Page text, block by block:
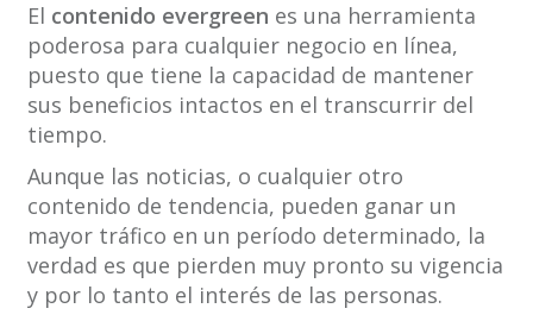
El contenido evergreen es una herramienta
poderosa para cualquier negocio en línea,
puesto que tiene la capacidad de mantener
sus beneficios intactos en el transcurrir del
tiempo.
Aunque las noticias, o cualquier otro
contenido de tendencia, pueden ganar un
mayor tráfico en un período determinado, la
verdad es que pierden muy pronto su vigencia
y por lo tanto el interés de las personas.